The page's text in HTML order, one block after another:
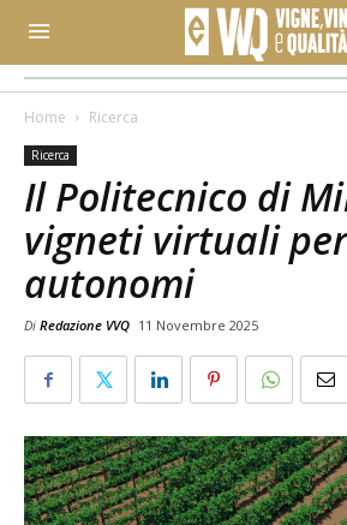
Home Ricerca
Ricerca
Il Politecnico di
vigneti virtuali
autonomi
Di Redazione VVQ 11 Novembre 2025